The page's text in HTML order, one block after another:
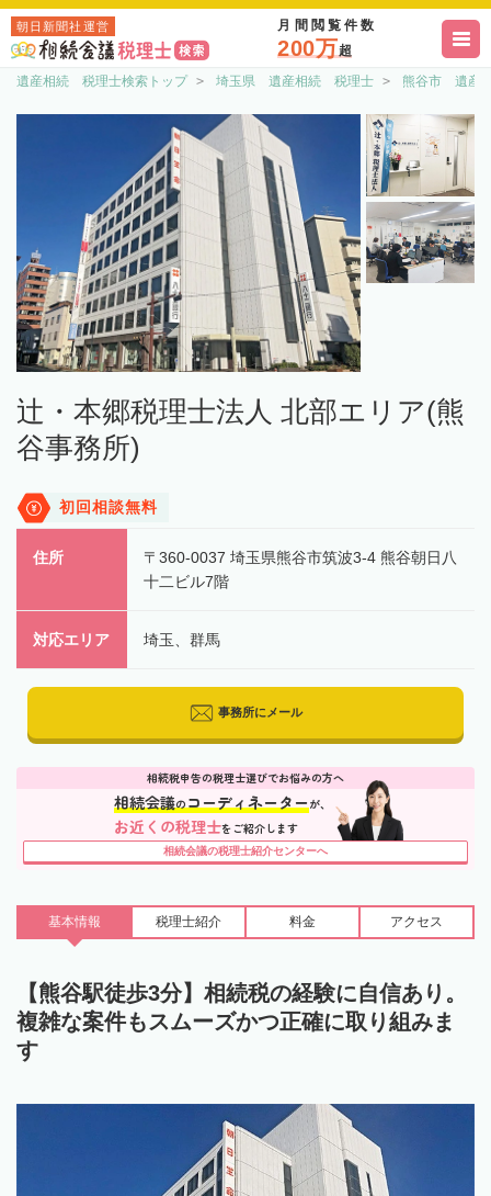
朝日新聞社運営 月間閲覧件数
200万超
遺産相続 税理士検索トップ 埼玉県 遺産相続 税理士 熊谷市 遺産
辻・本郷税理士法人 北部エリア(熊
谷事務所)
初回相談無料
住所
〒360-0037 埼玉県熊谷市筑波3-4 熊谷朝日八
十二ビル7階
対応エリア 埼玉、群馬
事務所にメール
相続税申告の税理士選びでお悩みの方へ
相続会議のコーディネーターが、
お近くの税理士をご紹介します
相続会議の税理士紹介センターへ
基本情報 税理士紹介 料金 アクセス
【熊谷駅徒歩3分】相続税の経験に自信あり。
複雑な案件もスムーズかつ正確に取り組みま
す